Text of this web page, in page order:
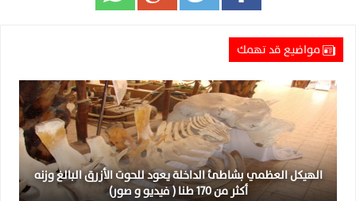
مواضيع قد تهمك
الهيكل العظمي بشاطئ الداخلة يعود للحوت الأزرق البالغ وزنه
أكثر من 170 طنا ( فيديو و صور)